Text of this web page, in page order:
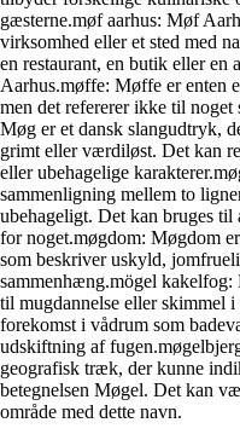
gæsterne.møf aarhus: Møf
virksomhed eller et sted med
en restaurant, en butik eller en
Aarhus.møffe: Møffe er enten
men det refererer ikke til
Møg er et dansk slangudtryk,
grimt eller værdiløst. Det kan
eller ubehagelige
sammenligning mellem to
ubehageligt. Det kan bruges
for noget.møgdom: Møgdom
som beskriver uskyld,
sammenhæng.mögel
til mugdannelse eller skimmel
forekomst i vådrum som
udskiftning af
geografisk træk, der kunne
betegnelsen Møgel. Det kan
område med dette navn.